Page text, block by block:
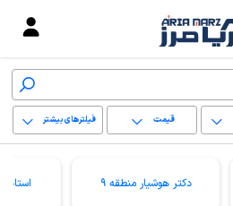
قیمت فیلترهای بیشتر
دکتر هوشیار منطقه 9 استاد